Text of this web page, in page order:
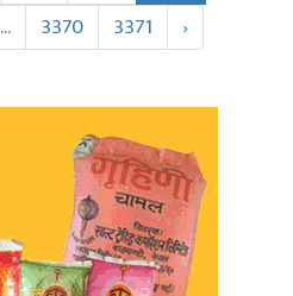
... 3370 3371 ›